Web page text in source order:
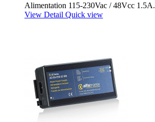
Alimentation 115-230Vac / 48Vcc 1.5A.
View Detail Quick view